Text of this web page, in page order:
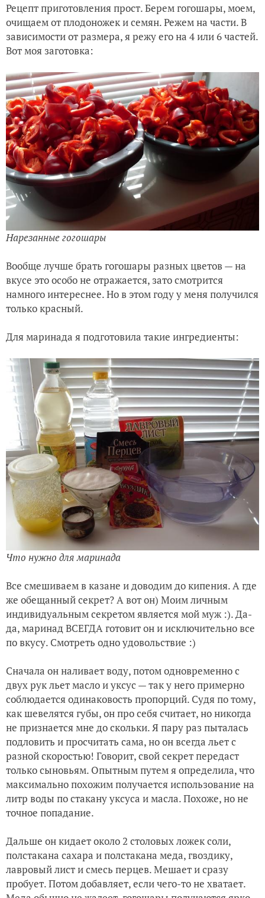
Рецепт приготовления прост. Берем гогошары, моем,
очищаем от плодоножек и семян. Режем на части. В
зависимости от размера, я режу его на 4 или 6 частей.
Вот моя заготовка:
Нарезанные гогошары
Вообще лучше брать гогошары разных цветов — на
вкусе это особо не отражается, зато смотрится
намного интереснее. Но в этом году у меня получился
только красный.
Для маринада я подготовила такие ингредиенты:
Что нужно для маринада
Все смешиваем в казане и доводим до кипения. А где
же обещанный секрет? А вот он) Моим личным
индивидуальным секретом является мой муж :). Да-
да, маринад ВСЕГДА готовит он и исключительно все
по вкусу. Смотреть одно удовольствие :)
Сначала он наливает воду, потом одновременно с
двух рук льет масло и уксус — так у него примерно
соблюдается одинаковость пропорций. Судя по тому,
как шевелятся губы, он про себя считает, но никогда
не признается мне до скольки. Я пару раз пыталась
подловить и просчитать сама, но он всегда льет с
разной скоростью! Говорит, свой секрет передаст
только сыновьям. Опытным путем я определила, что
максимально похожим получается использование на
литр воды по стакану уксуса и масла. Похоже, но не
точное попадание.
Дальше он кидает около 2 столовых ложек соли,
полстакана сахара и полстакана меда, гвоздику,
лавровый лист и смесь перцев. Мешает и сразу
пробует. Потом добавляет, если чего-то не хватает.